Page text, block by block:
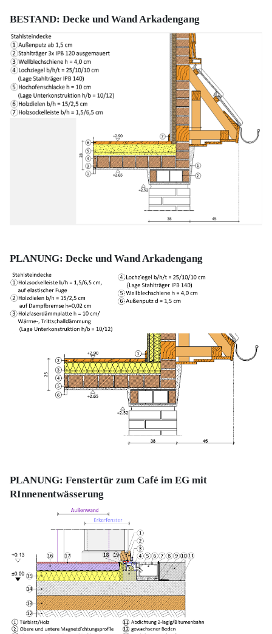
BESTAND: Decke und Wand Arkadengang
PLANUNG: Decke und Wand Arkadengang
PLANUNG: Fenstertür zum Café im EG mit
RInnenentwässerung